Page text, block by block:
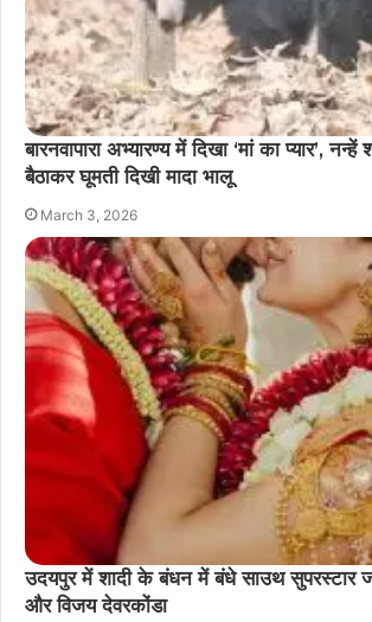
बारनवापारा अभ्यारण्य में दिखा ‘मां का प्यार’,
बैठाकर घूमती दिखी मादा भालू
March 3, 2026
उदयपुर में शादी के बंधन में बंधे साउथ सुपरस्टार
और विजय देवरकोंडा